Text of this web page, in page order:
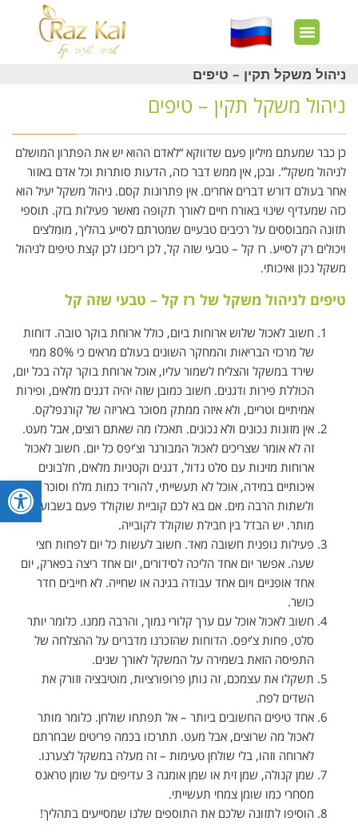
ניהול משקל תקין – טיפים
ניהול משקל תקין – טיפים
כן כבר שמעתם מיליון פעם שדווקא “לאדם ההוא יש את הפתרון המושלם
לניהול משקל”. ובכן, אין ממש דבר כזה, הדעות סותרות וכל אדם באזור
אחר בעולם דורש דברים אחרים. אין פתרונות קסם. ניהול משקל יעיל הוא
כזה שמעדיף שינוי באורח חיים לאורך תקופה מאשר פעילות בזק. תוספי
תזונה המבוססים על רכיבים טבעיים שמטרתם לסייע בהליך, מומלצים
ויכולים רק לסייע. רז קל – טבעי שזה קל, לכן ריכזנו לכן קצת טיפים לניהול
משקל נכון ואיכותי.
טיפים לניהול משקל של רז קל – טבעי שזה קל
חשוב לאכול שלוש ארוחות ביום, כולל ארוחת בוקר טובה. דוחות
של מרכזי הבריאות והמחקר השונים בעולם מראים כי 80% ממי
שירד במשקל והצליח לשמור עליו, אוכל ארוחת בוקר קלה בכל יום,
הכוללת פירות ודגנים. חשוב כמובן שזה יהיה דגנים מלאים, ופירות
אמיתיים וטריים, ולא איזה ממתק מסוכר באריזה של קורנפלקס.
אין מזונות נכונים ולא נכונים. תאכלו מה שאתם רוצים, אבל מעט.
זה לא אומר שצריכים לאכול המבורגר וצ’יפס כל יום. חשוב לאכול
ארוחות מזינות עם סלט גדול, דגנים וקטניות מלאים, חלבונים
איכותיים במידה, אוכל לא תעשייתי, להוריד כמות מלח וסוכר
ולשתות הרבה מים. אם בא לכם קוביית שוקולד פעם בשבוע,
מותר. יש הבדל בין חבילת שוקולד לקובייה.
פעילות גופנית חשובה מאד. חשוב לעשות כל יום לפחות חצי
שעה. אפשר יום אחד הליכה לסידורים, יום אחד ריצה בפארק, יום
אחד אופניים ויום אחד עבודה בגינה או שחייה. לא חייבים חדר
כושר.
חשוב לאכול אוכל עם ערך קלורי נמוך, והרבה ממנו. כלומר יותר
סלט, פחות צ’יפס. הדוחות שהזכרנו מדברים על ההצלחה של
התפיסה הזאת בשמירה על המשקל לאורך שנים.
תשקלו את עצמכם, זה נותן פרופורציות, מוטיבציה וזורק את
השדים לפח.
אחד טיפים החשובים ביותר – אל תפתחו שולחן. כלומר מותר
לאכול מה שרוצים, אבל מעט. תתרכזו בכמה פריטים שבחרתם
לארוחה וזהו, בלי שולחן טעימות – זה מעלה במשקל לצערנו.
שמן קנולה, שמן זית או שמן אומגה 3 עדיפים על שומן טראנס
מסחרי כמו שומן צמחי תעשייתי.
הוסיפו לתזונה שלכם את התוספים שלנו שמסייעים בתהליך!
פתח